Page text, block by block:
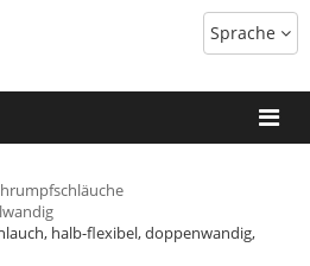
Sprache
halb-flexibel, doppenwandig,